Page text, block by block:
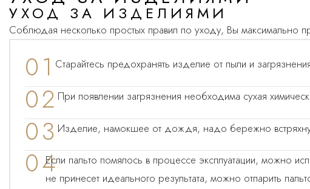
УХОД ЗА ИЗДЕЛИЯМИ
Соблюдая несколько простых правил по уходу, Вы максимально
01 Старайтесь предохранять изделие от пыли и
02При появлении загрязнения необходима сухая
03Изделие, намокшее от дождя, надо бережно
04Если пальто помялось в процессе эксплуатации, можно
не принесет идеального результата, можно отпарить